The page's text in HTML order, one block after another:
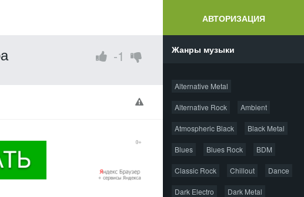
АВТОРИЗАЦИЯ
-1 Жанры музыки
Alternative Metal
Alternative Rock Ambient
Atmospheric Black Black Metal
Blues Blues Rock BDM
Classic Rock Chillout Dance
Dark Electro Dark Metal